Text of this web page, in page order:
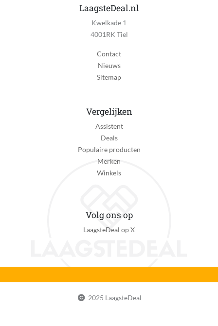
LaagsteDeal.nl
Kwelkade 1
4001RK Tiel
Contact
Nieuws
Sitemap
Vergelijken
Assistent
Deals
Populaire producten
Merken
Winkels
Volg ons op
LaagsteDeal op X
2025 LaagsteDeal